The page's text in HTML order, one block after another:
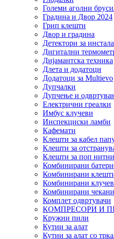
Големи аголни
Градина и Двор 2024
Грип клешти
Двор и градина
Детектори за
Дигитални
Дијамантска техника
Длета и додатоци
Додатоци за Multievo
Дупчалки
Дупчење и
Електрични греалки
Имбус клучеви
Инспекциски ламби
Кафемати
Клешти за кабел
Клешти за
Клешти за поп нитни
Комбинирани
Комбинирани
Комбинирани
Комбинирани чекани
Комплет одвртувачи
КОМПРЕСОРИ И
Кружни пили
Кутии за алат
Кутии за алат со